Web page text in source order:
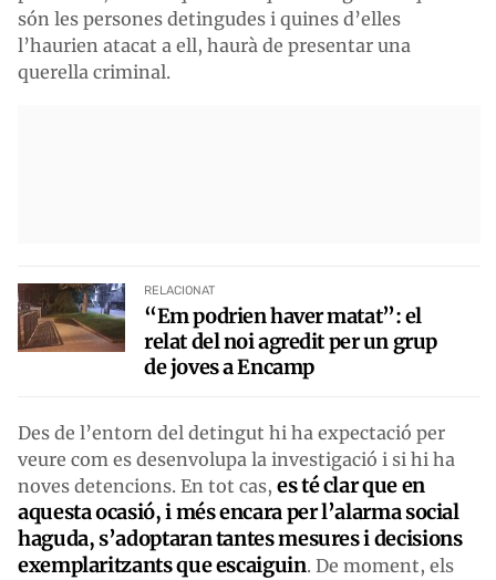
són les persones detingudes i quines d’elles
l’haurien atacat a ell, haurà de presentar una
querella criminal.
RELACIONAT
“Em podrien haver matat”: el
relat del noi agredit per un grup
de joves a Encamp
Des de l’entorn del detingut hi ha expectació per
veure com es desenvolupa la investigació i si hi ha
noves detencions. En tot cas, es té clar que en
aquesta ocasió, i més encara per l’alarma social
haguda, s’adoptaran tantes mesures i decisions
exemplaritzants que escaiguin. De moment, els